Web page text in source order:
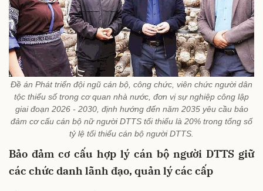
Đề án Phát triển đội ngũ cán bộ, công chức, viên chức người dân
tộc thiểu số trong cơ quan nhà nước, đơn vị sự nghiệp công lập
giai đoạn 2026 - 2030, định hướng đến năm 2035 yêu cầu bảo
đảm cơ cấu cán bộ nữ người DTTS tối thiểu là 20% trong tổng số
tỷ lệ tối thiểu cán bộ người DTTS.
Bảo đảm cơ cấu hợp lý cán bộ người DTTS giữ
các chức danh lãnh đạo, quản lý các cấp